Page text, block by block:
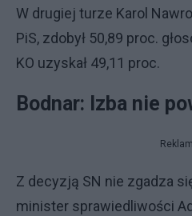
W drugiej turze Karol
PiS, zdobył 50,89 proc.
KO uzyskał 49,11 proc.
Bodnar: Izba nie
Z decyzją SN nie zgadza
minister sprawiedliwości